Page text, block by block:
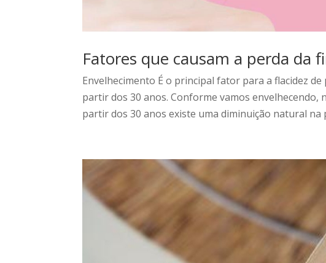
Fatores que causam a perda da
Envelhecimento É o principal fator para a flacidez
partir dos 30 anos. Conforme vamos envelhecendo,
partir dos 30 anos existe uma diminuição natural na